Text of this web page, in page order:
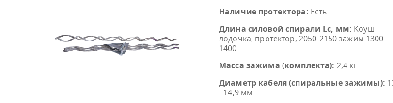
Наличие протектора: Есть
Длина силовой спирали Lc, мм: Коуш
лодочка, протектор, 2050-2150 зажим 1300-
1400
Масса зажима (комплекта): 2,4 кг
Диаметр кабеля (спиральные зажимы):
- 14,9 мм